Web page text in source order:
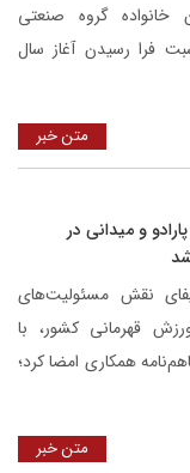
خانواده گروه صنعتی
فرا رسیدن آغاز سال
متن خبر
و میدانی در
نقش مسئولیت‌های
قهرمانی کشور، با
همکاری امضا کرد؛
متن خبر